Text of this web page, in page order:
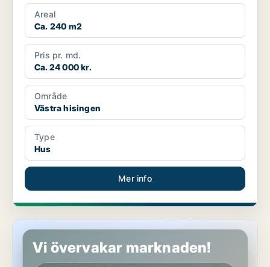
Areal
Ca. 240 m2
Pris pr. md.
Ca. 24 000 kr.
Område
Västra hisingen
Type
Hus
Mer info
Hus i Västra hisingen
Vi övervakar marknaden!